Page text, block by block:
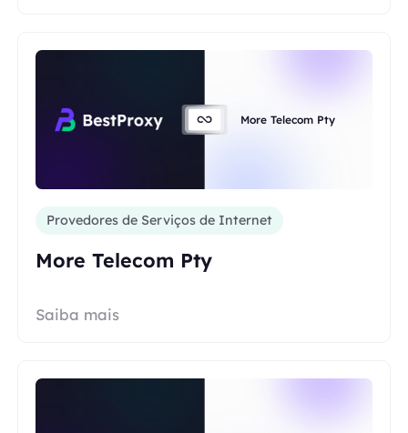
More Telecom Pty
Provedores de Serviços de Internet
More Telecom Pty
Saiba mais